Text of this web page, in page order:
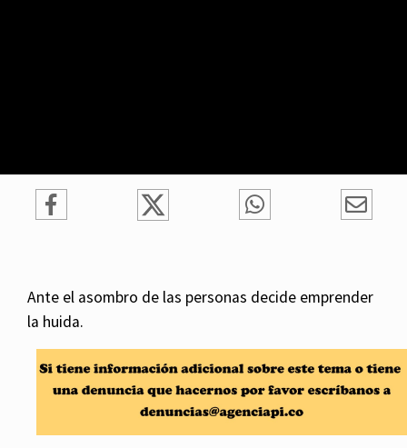
Ante el asombro de las personas decide emprender
la huida.